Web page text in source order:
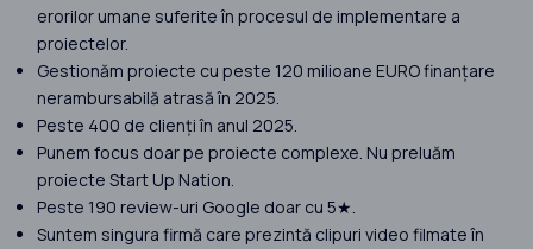
erorilor umane suferite în procesul de implementare a
proiectelor.
Gestionăm proiecte cu peste 120 milioane EURO finanțare
nerambursabilă atrasă în 2025.
Peste 400 de clienți în anul 2025.
Punem focus doar pe proiecte complexe. Nu preluăm
proiecte Start Up Nation.
Peste 190 review-uri Google doar cu 5★.
Suntem singura firmă care prezintă clipuri video filmate în